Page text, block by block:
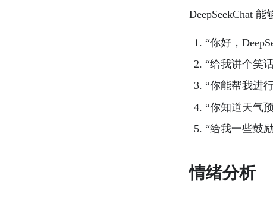
DeepSeekChat
“你好，
“给我讲个笑
“你能帮我进
“你知道天气
“给我一些鼓
情绪分析